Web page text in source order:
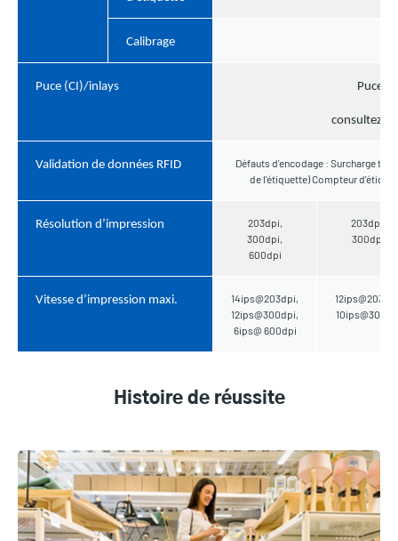
Calibrage
Puce (CI)/inlays Puces
consultez
Validation de données RFID
Défauts d'encodage : Surcharge
de l'étiquette) Compteur
Résolution d’impression
203dpi,
300dpi,
600dpi
203dpi,
300dpi
Vitesse d’impression maxi.
14ips@203dpi,
12ips@300dpi,
6ips@ 600dpi
Histoire de réussite